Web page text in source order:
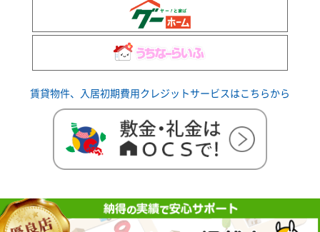
賃貸物件、入居初期費用クレジットサービスはこちらから